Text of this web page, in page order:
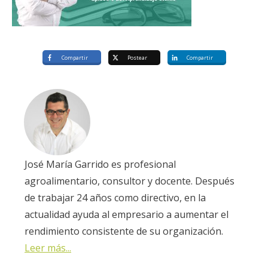
Compartir Postear Compartir
José María Garrido es profesional
agroalimentario, consultor y docente. Después
de trabajar 24 años como directivo, en la
actualidad ayuda al empresario a aumentar el
rendimiento consistente de su organización.
Leer más...